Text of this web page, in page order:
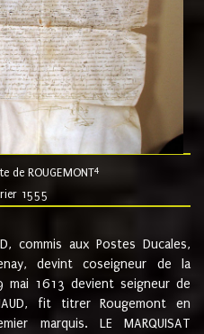
de ROUGEMONT4
1555
commis aux Postes Ducales,
devint coseigneur de la
mai 1613 devient seigneur de
fit titrer Rougemont en
marquis. LE MARQUISAT